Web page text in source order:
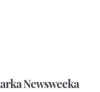
Newsweeka